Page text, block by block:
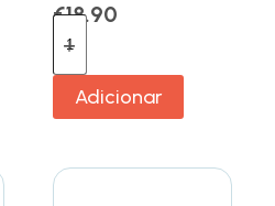
€18.90
Adicionar